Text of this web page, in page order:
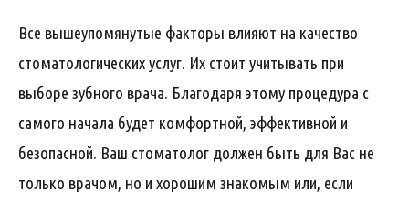
Все вышеупомянутые факторы влияют на качество
стоматологических услуг. Их стоит учитывать при
выборе зубного врача. Благодаря этому процедура с
самого начала будет комфортной, эффективной и
безопасной. Ваш стоматолог должен быть для Вас не
только врачом, но и хорошим знакомым или, если